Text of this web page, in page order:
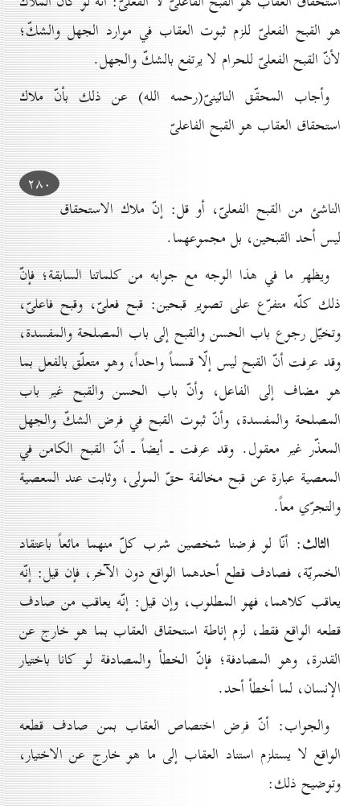
هو القبح الفعلىّ للزم ثبوت العقاب في موارد الجهل والشكّ؛
لأنّ القبح الفعلىّ للحرام لا يرتفع بالشكّ والجهل.
وأجاب المحقّق النائينىّ(رحمه الله) عن ذلك بأنّ ملاك
استحقاق العقاب هو القبح الفاعلىّ
۲۸٠
الناشئ من القبح الفعلىّ، أو قل: إنّ ملاك الاستحقاق
ليس أحد القبحين، بل مجموعهما.
ويظهر ما في هذا الوجه مع جوابه من كلماتنا السابقة؛ فإنّ
ذلك كلّه متفرّع على تصوير قبحين: قبح فعلىّ، وقبح فاعلىّ،
وتخيّل رجوع باب الحسن والقبح إلى باب المصلحة والمفسدة،
وقد عرفت أنّ القبح ليس إلّا قسماً واحداً، وهو متعلّق بالفعل بما
هو مضاف إلى الفاعل، وأنّ باب الحسن والقبح غير باب
المصلحة والمفسدة، وأنّ ثبوت القبح في فرض الشكّ والجهل
المعذّر غير معقول. وقد عرفت ـ أيضاً ـ أنّ القبح الكامن في
المعصية عبارة عن قبح مخالفة حقّ المولى، وثابت عند المعصية
والتجرّي معاً.
الثالث: أنّا لو فرضنا شخصين شرب كلّ منهما مائعاً باعتقاد
الخمريّة، فصادف قطع أحدهما الواقع دون الآخر، فإن قيل: إنّه
يعاقب كلاهما، فهو المطلوب، وإن قيل: إنّه يعاقب من صادف
قطعه الواقع فقط، لزم إناطة استحقاق العقاب بما هو خارج عن
القدرة، وهو المصادفة؛ فإنّ الخطأ والمصادفة لو كانا باختيار
الإنسان، لما أخطأ أحد.
والجواب: أنّ فرض اختصاص العقاب بمن صادف قطعه
الواقع لا يستلزم استناد العقاب إلى ما هو خارج عن الاختيار،
وتوضيح ذلك: